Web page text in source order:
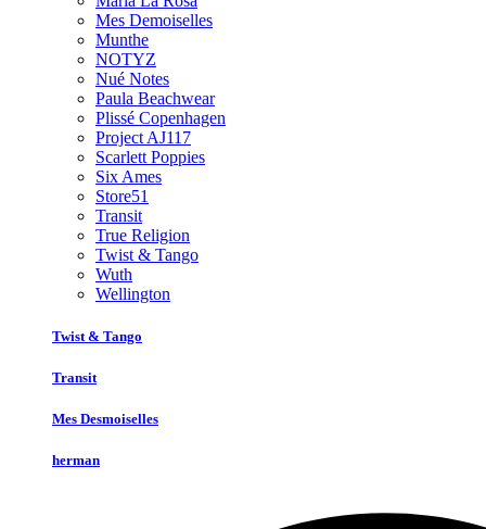
Mes Demoiselles
Munthe
NOTYZ
Nué Notes
Paula Beachwear
Plissé Copenhagen
Project AJ117
Scarlett Poppies
Six Ames
Store51
Transit
True Religion
Twist & Tango
Wuth
Wellington
Twist & Tango
Transit
Mes Desmoiselles
herman